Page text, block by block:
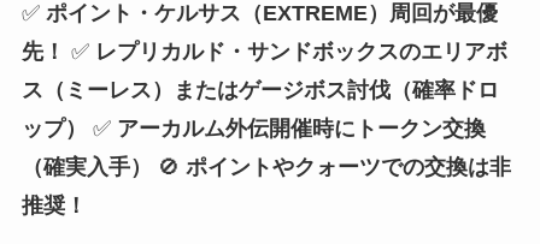
✅ ポイント・ケルサス（EXTREME）周回が最優
先！ ✅ レプリカルド・サンドボックスのエリアボ
ス（ミーレス）またはゲージボス討伐（確率ドロ
ップ）
✅ アーカルム外伝開催時にトークン交換
（確実入手）
🚫 ポイントやクォーツでの交換は非
推奨！